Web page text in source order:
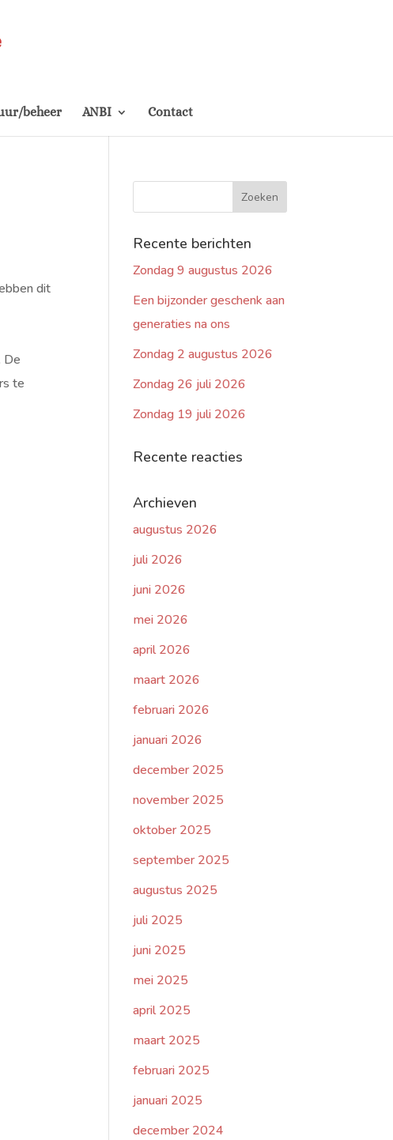
beheer ANBI Contact
dit
De
te
Recente berichten
Zondag 9 augustus 2026
Een bijzonder geschenk aan
generaties na ons
Zondag 2 augustus 2026
Zondag 26 juli 2026
Zondag 19 juli 2026
Recente reacties
Archieven
augustus 2026
juli 2026
juni 2026
mei 2026
april 2026
maart 2026
februari 2026
januari 2026
december 2025
november 2025
oktober 2025
september 2025
augustus 2025
juli 2025
juni 2025
mei 2025
april 2025
maart 2025
februari 2025
januari 2025
december 2024